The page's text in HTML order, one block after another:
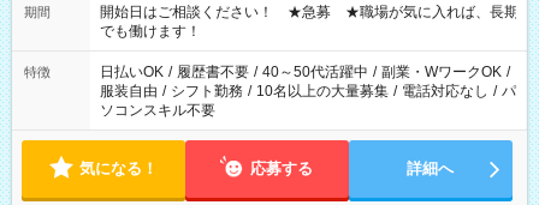
せん ※法令に基づき、週20時間以上勤務は社会保険への加入対
象となります ※労働者派遣法（日雇い派遣の原則禁止）によ
り、短時間・短期間の就業はご案内が難しい場合があります
期間
開始日はご相談ください！ ★急募 ★職場が気に入れば、長期
でも働けます！
特徴 日払いOK / 履歴書不要 / 40～50代活躍中 / 副業・WワークOK /
服装自由 / シフト勤務 / 10名以上の大量募集 / 電話対応なし / パ
ソコンスキル不要
気になる！ 応募する 詳細へ